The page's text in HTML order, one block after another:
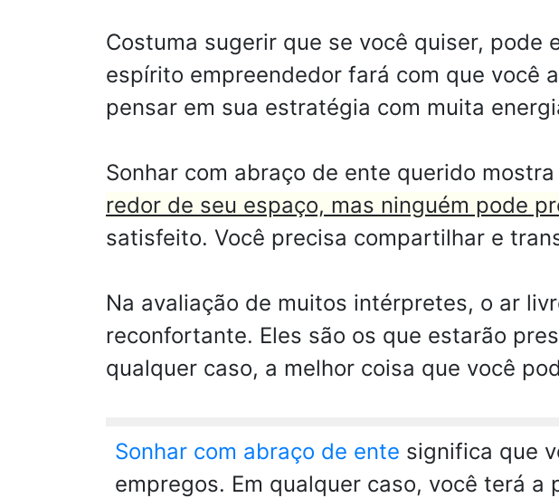
Costuma sugerir que se você quiser, pode
espírito empreendedor fará com que você
pensar em sua estratégia com muita
Sonhar com abraço de ente querido
redor de seu espaço, mas ninguém pode
satisfeito. Você precisa compartilhar e
Na avaliação de muitos intérpretes, o ar
reconfortante. Eles são os que estarão
qualquer caso, a melhor coisa que você
Sonhar com abraço de ente significa que
empregos. Em qualquer caso, você terá